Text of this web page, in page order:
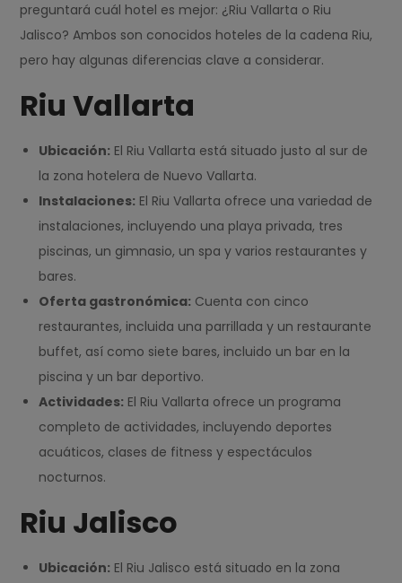
preguntará cuál hotel es mejor: ¿Riu Vallarta o Riu
Jalisco? Ambos son conocidos hoteles de la cadena Riu,
pero hay algunas diferencias clave a considerar.
Riu Vallarta
Ubicación: El Riu Vallarta está situado justo al sur de
la zona hotelera de Nuevo Vallarta.
Instalaciones: El Riu Vallarta ofrece una variedad de
instalaciones, incluyendo una playa privada, tres
piscinas, un gimnasio, un spa y varios restaurantes y
bares.
Oferta gastronómica: Cuenta con cinco
restaurantes, incluida una parrillada y un restaurante
buffet, así como siete bares, incluido un bar en la
piscina y un bar deportivo.
Actividades: El Riu Vallarta ofrece un programa
completo de actividades, incluyendo deportes
acuáticos, clases de fitness y espectáculos
nocturnos.
Riu Jalisco
Ubicación: El Riu Jalisco está situado en la zona